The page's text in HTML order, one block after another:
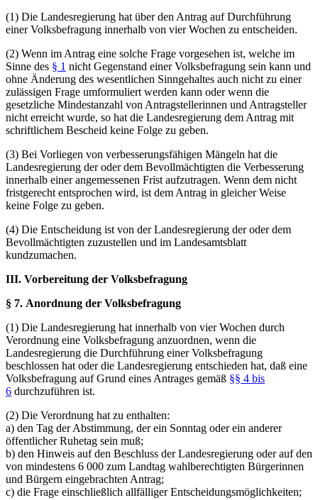
(1) Die Landesregierung hat über den Antrag auf Durchführung
einer Volksbefragung innerhalb von vier Wochen zu entscheiden.
(2) Wenn im Antrag eine solche Frage vorgesehen ist, welche im
Sinne des § 1 nicht Gegenstand einer Volksbefragung sein kann und
ohne Änderung des wesentlichen Sinngehaltes auch nicht zu einer
zulässigen Frage umformuliert werden kann oder wenn die
gesetzliche Mindestanzahl von Antragstellerinnen und Antragsteller
nicht erreicht wurde, so hat die Landesregierung dem Antrag mit
schriftlichem Bescheid keine Folge zu geben.
(3) Bei Vorliegen von verbesserungsfähigen Mängeln hat die
Landesregierung der oder dem Bevollmächtigten die Verbesserung
innerhalb einer angemessenen Frist aufzutragen. Wenn dem nicht
fristgerecht entsprochen wird, ist dem Antrag in gleicher Weise
keine Folge zu geben.
(4) Die Entscheidung ist von der Landesregierung der oder dem
Bevollmächtigten zuzustellen und im Landesamtsblatt
kundzumachen.
III. Vorbereitung der Volksbefragung
§ 7. Anordnung der Volksbefragung
(1) Die Landesregierung hat innerhalb von vier Wochen durch
Verordnung eine Volksbefragung anzuordnen, wenn die
Landesregierung die Durchführung einer Volksbefragung
beschlossen hat oder die Landesregierung entschieden hat, daß eine
Volksbefragung auf Grund eines Antrages gemäß §§ 4 bis
6 durchzuführen ist.
(2) Die Verordnung hat zu enthalten:
a) den Tag der Abstimmung, der ein Sonntag oder ein anderer
öffentlicher Ruhetag sein muß;
b) den Hinweis auf den Beschluss der Landesregierung oder auf den
von mindestens 6 000 zum Landtag wahlberechtigten Bürgerinnen
und Bürgern eingebrachten Antrag;
c) die Frage einschließlich allfälliger Entscheidungsmöglichkeiten;